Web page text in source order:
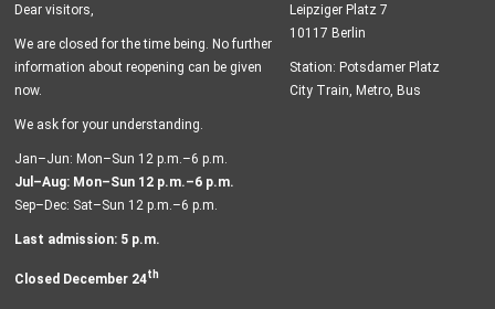
Dear visitors,
We are closed for the time being. No further
information about reopening can be given
now.
We ask for your understanding.
Jan–Jun: Mon–Sun 12 p.m.–6 p.m.
Jul–Aug: Mon–Sun 12 p.m.–6 p.m.
Sep–Dec: Sat–Sun 12 p.m.–6 p.m.
Last admission: 5 p.m.
Closed December 24th
Leipziger Platz 7
10117 Berlin
Station: Potsdamer Platz
City Train, Metro, Bus